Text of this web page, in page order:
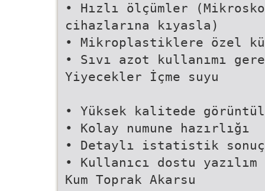
• Hızlı ölçümler
cihazlarına kıyasla)
• Mikroplastiklere özel
• Sıvı azot kullanımı
Yiyecekler İçme suyu
• Yüksek kalitede
• Kolay numune hazırlığı
• Detaylı istatistik
• Kullanıcı dostu yazılım
Kum Toprak Akarsu